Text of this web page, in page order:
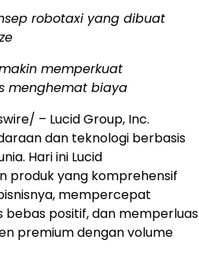
robotaxi yang dibuat
memperkuat
menghemat biaya
– Lucid Group, Inc.
dan teknologi berbasis
Hari ini Lucid
produk yang komprehensif
mempercepat
positif, dan memperluas
premium dengan volume